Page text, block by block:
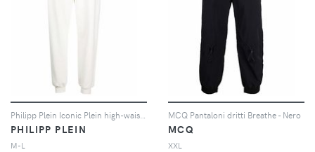
Philipp Plein Iconic Plein high-waisted trackpants - Toni neutri
PHILIPP PLEIN
M-L
MCQ Pantaloni dritti Breathe - Nero
MCQ
XXL